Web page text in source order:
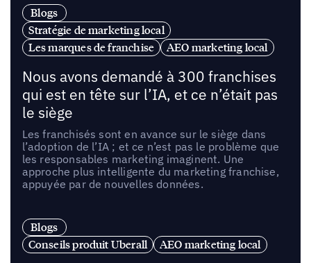
Blogs
Stratégie de marketing local
Les marques de franchise
AEO marketing local
Nous avons demandé à 300 franchises
qui est en tête sur l’IA, et ce n’était pas
le siège
Les franchisés sont en avance sur le siège dans
l’adoption de l’IA ; et ce n’est pas le problème que
les responsables marketing imaginent. Une
approche plus intelligente du marketing franchise,
appuyée par de nouvelles données.
Blogs
Conseils produit Uberall
AEO marketing local